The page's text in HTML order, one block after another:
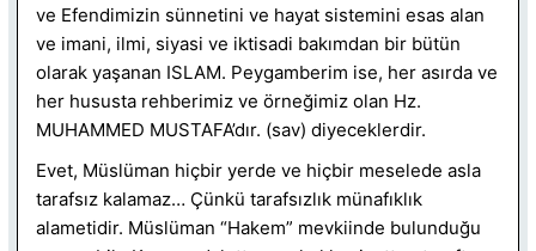
ve Efendimizin sünnetini ve hayat sistemini esas alan
ve imani, ilmi, siyasi ve iktisadi bakımdan bir bütün
olarak yaşanan ISLAM. Peygamberim ise, her asırda ve
her hususta rehberimiz ve örneğimiz olan Hz.
MUHAMMED MUSTAFA’dır. (sav) diyeceklerdir.
Evet, Müslüman hiçbir yerde ve hiçbir meselede asla
tarafsız kalamaz… Çünkü tarafsızlık münafıklık
alametidir. Müslüman “Hakem” mevkiinde bulunduğu